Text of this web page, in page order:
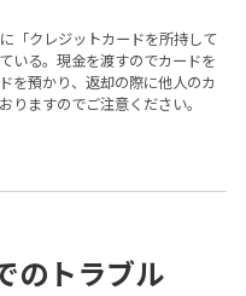
「クレジットカードを所持して
いる。現金を渡すのでカードを
を預かり、返却の際に他人のカ
りますのでご注意ください。
のトラブル